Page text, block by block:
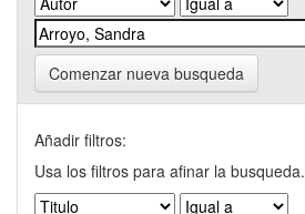
Comenzar nueva busqueda
Añadir filtros:
Usa los filtros para afinar la busqueda.